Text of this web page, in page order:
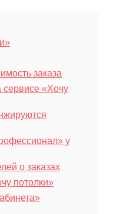
заказа
сервисе «Хочу
у
о заказах
потолки»